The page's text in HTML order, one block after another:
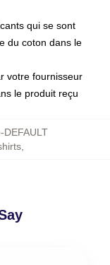
qui se sont
du coton dans le
votre fournisseur
le produit reçu